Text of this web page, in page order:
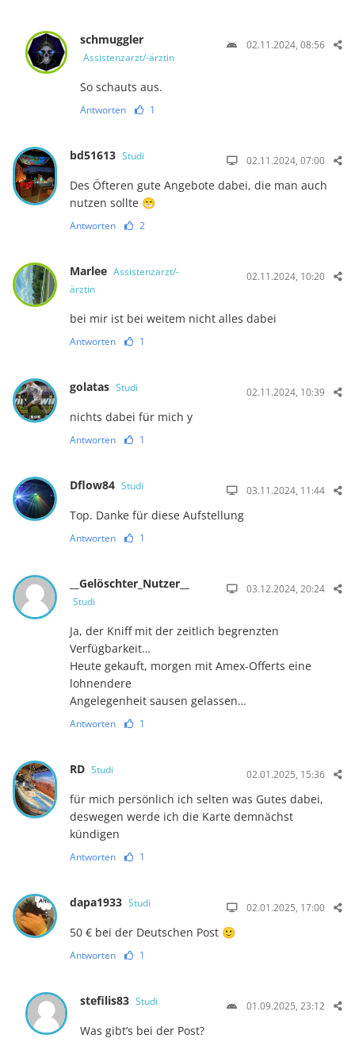
schmuggler
Assistenzarzt/-ärztin
02.11.2024, 08:56
So schauts aus.
Antworten 1
bd51613 Studi 02.11.2024, 07:00
Des Öfteren gute Angebote dabei, die man auch
nutzen sollte 😁
Antworten 2
Marlee Assistenzarzt/-
ärztin
02.11.2024, 10:20
bei mir ist bei weitem nicht alles dabei
Antworten 1
golatas Studi 02.11.2024, 10:39
nichts dabei für mich y
Antworten 1
Dflow84 Studi 03.11.2024, 11:44
Top. Danke für diese Aufstellung
Antworten 1
__Gelöschter_Nutzer__
Studi
03.12.2024, 20:24
Ja, der Kniff mit der zeitlich begrenzten
Verfügbarkeit…
Heute gekauft, morgen mit Amex-Offerts eine
lohnendere
Angelegenheit sausen gelassen…
Antworten 1
RD Studi 02.01.2025, 15:36
für mich persönlich ich selten was Gutes dabei,
deswegen werde ich die Karte demnächst
kündigen
Antworten 1
dapa1933 Studi 02.01.2025, 17:00
50 € bei der Deutschen Post 🙂
Antworten 1
stefilis83 Studi 01.09.2025, 23:12
Was gibt’s bei der Post?